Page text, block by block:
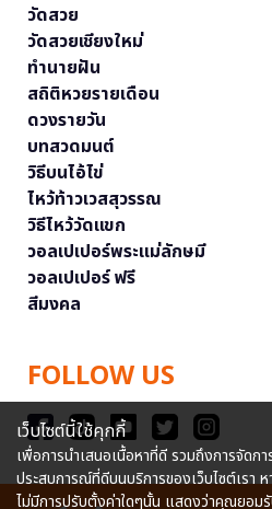
วัดสวย
วัดสวยเชียงใหม่
ทำนายฝัน
สถิติหวยรายเดือน
ดวงรายวัน
บทสวดมนต์
วิธีบนไอ้ไข่
ไหว้ท้าวเวสสุวรรณ
วิธีไหว้วัดแขก
วอลเปเปอร์พระแม่ลักษมี
วอลเปเปอร์ ฟรี
สีมงคล
FOLLOW US
เว็บไซต์นี้ใช้คุกกี้
เพื่อการนำเสนอเนื้อหาที่ดี รวมถึงการจัด
ประสบการณ์ที่ดีบนบริการของเว็บไซต์เรา
ไม่มีการปรับตั้งค่าใดๆนั้น แสดงว่าคุณยอม